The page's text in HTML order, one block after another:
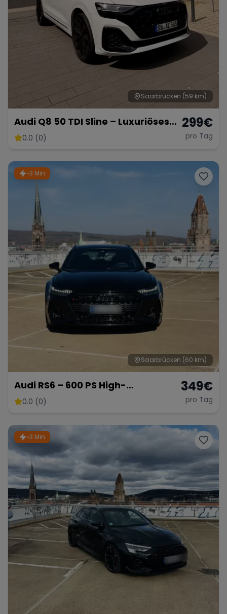
Saarbrücken (59 km)
Audi Q8 50 TDI Sline – Luxuriöses
SUV mit 286 PS
0.0 (0)
299€
pro Tag
~3 Min
Saarbrücken (60 km)
Audi RS6 – 600 PS High-
Performance Kombi
0.0 (0)
349€
pro Tag
~3 Min